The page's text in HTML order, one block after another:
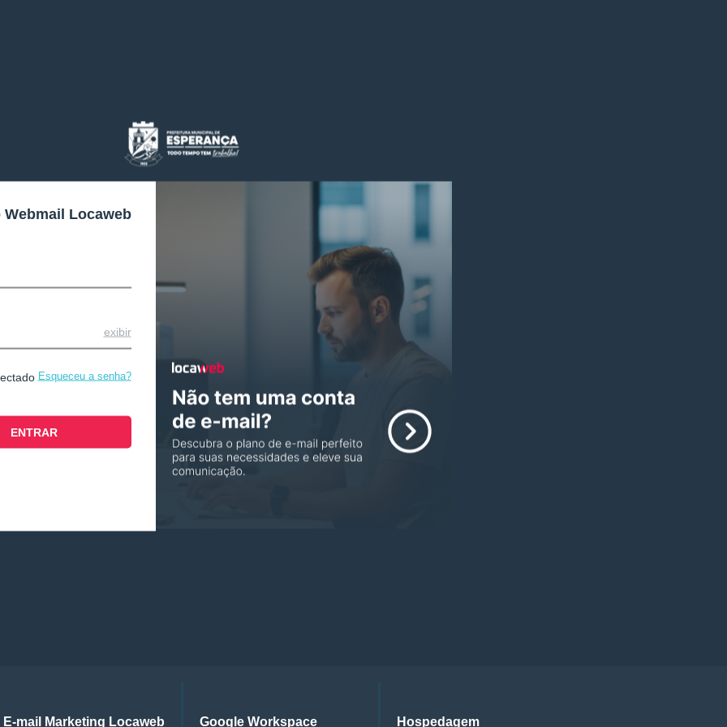
Webmail Locaweb
exibir
Esqueceu a senha?
E-mail Marketing Locaweb Google Workspace Hospedagem